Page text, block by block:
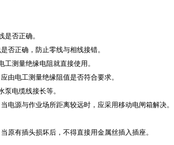
否正确。
否正确，防止零线与相线接错。
测量绝缘电阻就直接使用。
由电工测量绝缘阻值是否符合要求。
电缆线接长等。
电源与作业场所距离较远时，应采用移动电闸箱解决。
原有插头损坏后，不得直接用金属丝插入插座。